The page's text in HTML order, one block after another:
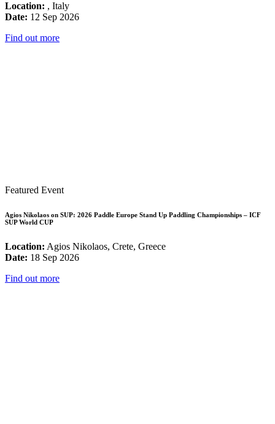
Location: , Italy
Date: 12 Sep 2026
Find out more
Featured Event
Agios Nikolaos on SUP: 2026 Paddle Europe Stand Up Paddling Championships – ICF
SUP World CUP
Location: Agios Nikolaos, Crete, Greece
Date: 18 Sep 2026
Find out more